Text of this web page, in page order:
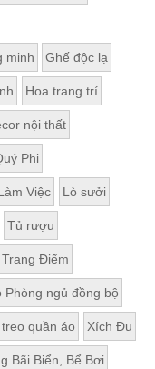
minh Ghế độc lạ
Hoa trang trí
nội thất
Phi
Việc Lò sưởi
Tủ rượu
Trang Điểm
Phòng ngủ đồng bộ
quần áo Xích Đu
Bãi Biển, Bể Bơi